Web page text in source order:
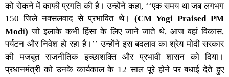
को रोकने में काफी प्रगति की है। उन्होंने कहा, ‘‘एक समय था जब लगभग
150 जिले नक्सलवाद से प्रभावित थे। (CM Yogi Praised PM
Modi)जो इलाके कभी हिंसा के लिए जाने जाते थे, आज वहां विकास,
पर्यटन और निवेश हो रहा है।’’ उन्होंने इस बदलाव का श्रेय मोदी सरकार
की मजबूत राजनीतिक इच्छाशक्ति और प्रभावी शासन को दिया।
प्रधानमंत्री को उनके कार्यकाल के 12 साल पूरे होने पर बधाई देते हुए